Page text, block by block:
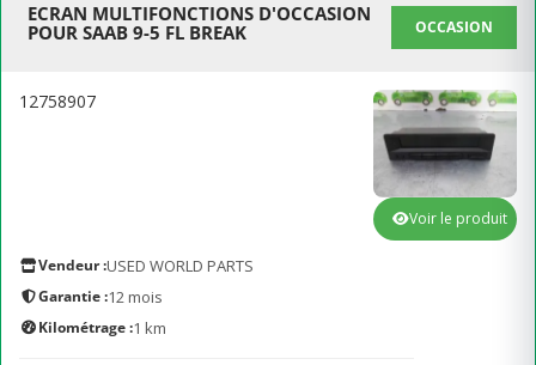
ECRAN MULTIFONCTIONS D'OCCASION
POUR SAAB 9-5 FL BREAK
OCCASION
12758907
Vendeur :USED WORLD PARTS
Garantie :12 mois
Kilométrage :1 km
Voir le produit